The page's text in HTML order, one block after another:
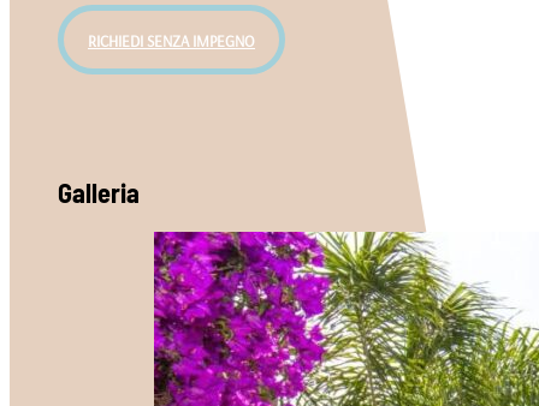
RICHIEDI SENZA IMPEGNO
Galleria